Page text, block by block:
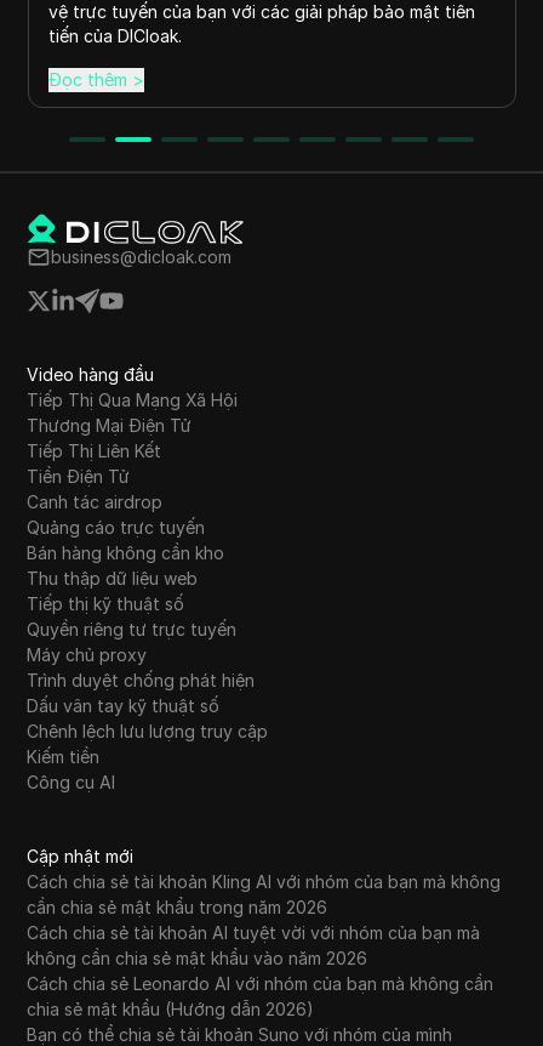
vệ trực tuyến của bạn với các giải pháp bảo mật tiên
tiến của DICloak.
Đọc thêm >
business@dicloak.com
Video hàng đầu
Tiếp Thị Qua Mạng Xã Hội
Thương Mại Điện Tử
Tiếp Thị Liên Kết
Tiền Điện Tử
Canh tác airdrop
Quảng cáo trực tuyến
Bán hàng không cần kho
Thu thập dữ liệu web
Tiếp thị kỹ thuật số
Quyền riêng tư trực tuyến
Máy chủ proxy
Trình duyệt chống phát hiện
Dấu vân tay kỹ thuật số
Chênh lệch lưu lượng truy cập
Kiếm tiền
Công cụ AI
Cập nhật mới
Cách chia sẻ tài khoản Kling AI với nhóm của bạn mà không
cần chia sẻ mật khẩu trong năm 2026
Cách chia sẻ tài khoản AI tuyệt vời với nhóm của bạn mà
không cần chia sẻ mật khẩu vào năm 2026
Cách chia sẻ Leonardo AI với nhóm của bạn mà không cần
chia sẻ mật khẩu (Hướng dẫn 2026)
Bạn có thể chia sẻ tài khoản Suno với nhóm của mình